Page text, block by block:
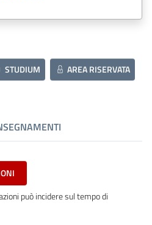
STUDIUM AREA RISERVATA
può incidere sul tempo di